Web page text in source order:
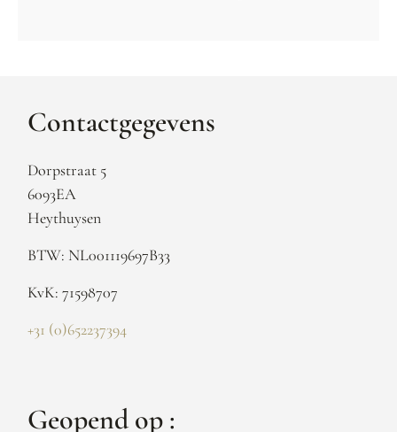
Contactgegevens
Dorpstraat 5
6093EA
Heythuysen
BTW: NL001119697B33
KvK: 71598707
+31 (0)652237394
Geopend op :